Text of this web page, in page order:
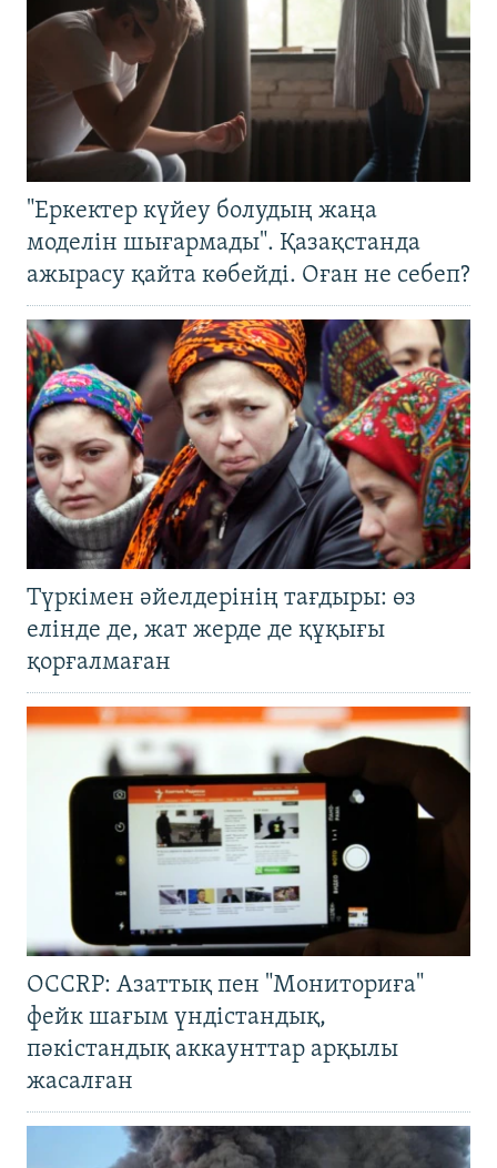
"Еркектер күйеу болудың жаңа
моделін шығармады". Қазақстанда
ажырасу қайта көбейді. Оған не себеп?
Түркімен әйелдерінің тағдыры: өз
елінде де, жат жерде де құқығы
қорғалмаған
OCCRP: Азаттық пен "Мониториға"
фейк шағым үндістандық,
пәкістандық аккаунттар арқылы
жасалған